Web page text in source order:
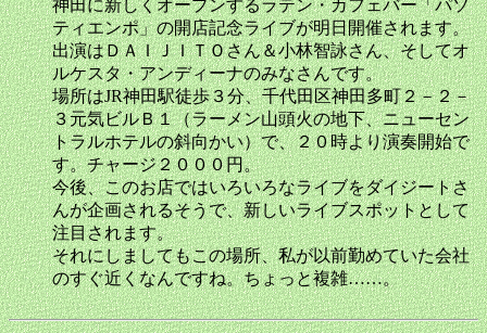
神田に新しくオープンするラテン・カフェバー「パソ
ティエンポ」の開店記念ライブが明日開催されます。
出演はＤＡＩＪＩＴＯさん＆小林智詠さん、そしてオ
ルケスタ・アンディーナのみなさんです。
場所はJR神田駅徒歩３分、千代田区神田多町２－２－
３元気ビルＢ１（ラーメン山頭火の地下、ニューセン
トラルホテルの斜向かい）で、２０時より演奏開始で
す。チャージ２０００円。
今後、このお店ではいろいろなライブをダイジートさ
んが企画されるそうで、新しいライブスポットとして
注目されます。
それにしましてもこの場所、私が以前勤めていた会社
のすぐ近くなんですね。ちょっと複雑……。